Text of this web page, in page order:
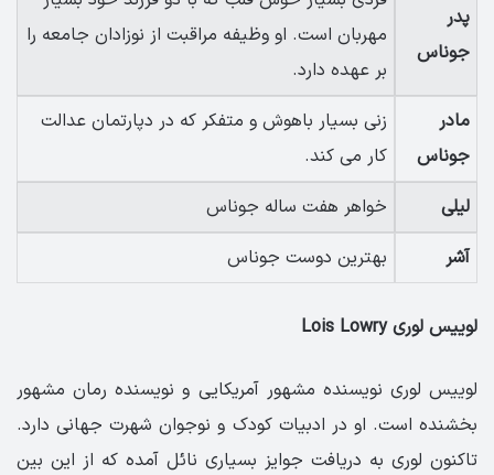
پدر
جوناس
مهربان است. او وظیفه مراقبت از نوزادان جامعه را
بر عهده دارد.
مادر
جوناس
زنی بسیار باهوش و متفکر که در دپارتمان عدالت
کار می کند.
لیلی
خواهر هفت ساله جوناس
آشر
بهترین دوست جوناس
لوییس لوری Lois Lowry
لوییس لوری نویسنده مشهور آمریکایی و نویسنده رمان مشهور
بخشنده است. او در ادبیات کودک و نوجوان شهرت جهانی دارد.
تاکنون لوری به دریافت جوایز بسیاری نائل آمده که از این بین